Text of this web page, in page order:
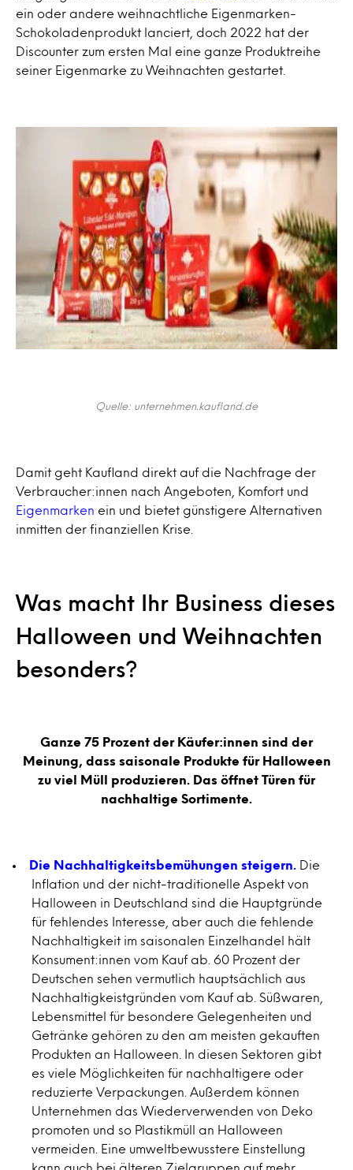
ein oder andere weihnachtliche Eigenmarken-
Schokoladenprodukt lanciert, doch 2022 hat der
Discounter zum ersten Mal eine ganze Produktreihe
seiner Eigenmarke zu Weihnachten gestartet.
Quelle: unternehmen.kaufland.de
Damit geht Kaufland direkt auf die Nachfrage der
Verbraucher:innen nach Angeboten, Komfort und
Eigenmarken ein und bietet günstigere Alternativen
inmitten der finanziellen Krise.
Was macht Ihr Business dieses
Halloween und Weihnachten
besonders?
Ganze 75 Prozent der Käufer:innen sind der
Meinung, dass saisonale Produkte für Halloween
zu viel Müll produzieren. Das öffnet Türen für
nachhaltige Sortimente.
Die Nachhaltigkeitsbemühungen steigern.
Die
Inflation und der nicht-traditionelle Aspekt von
Halloween in Deutschland sind die Hauptgründe
für fehlendes Interesse, aber auch die fehlende
Nachhaltigkeit im saisonalen Einzelhandel hält
Konsument:innen vom Kauf ab. 60 Prozent der
Deutschen sehen vermutlich hauptsächlich aus
Nachhaltigkeistgründen vom Kauf ab. Süßwaren,
Lebensmittel für besondere Gelegenheiten und
Getränke gehören zu den am meisten gekauften
Produkten an Halloween. In diesen Sektoren gibt
es viele Möglichkeiten für nachhaltigere oder
reduzierte Verpackungen. Außerdem können
Unternehmen das Wiederverwenden von Deko
promoten und so Plastikmüll an Halloween
vermeiden. Eine umweltbewusstere Einstellung
kann auch bei älteren Zielgruppen auf mehr